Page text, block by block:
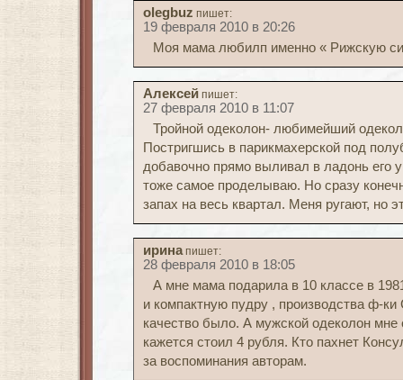
olegbuz пишет:
19 февраля 2010 в 20:26
Моя мама любилп именно « Рижскую
Алексей пишет:
27 февраля 2010 в 11:07
Тройной одеколон- любимейший
Постригшись в парикмахерской под
добавочно прямо выливал в ладонь его
тоже самое проделываю. Но сразу
запах на весь квартал. Меня ругают, но
ирина пишет:
28 февраля 2010 в 18:05
А мне мама подарила в 10 классе в
и компактную пудру , производства ф-
качество было. А мужской одеколон мне
кажется стоил 4 рубля. Кто пахнет
за воспоминания авторам.